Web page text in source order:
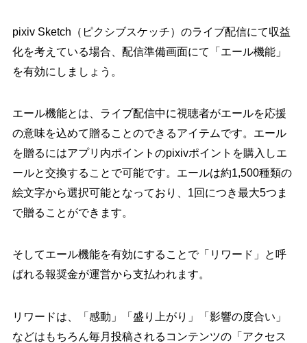
pixiv Sketch（ピクシブスケッチ）のライブ配信にて収益
化を考えている場合、配信準備画面にて「エール機能」
を有効にしましょう。
エール機能とは、ライブ配信中に視聴者がエールを応援
の意味を込めて贈ることのできるアイテムです。エール
を贈るにはアプリ内ポイントのpixivポイントを購入しエ
ールと交換することで可能です。エールは約1,500種類の
絵文字から選択可能となっており、1回につき最大5つま
で贈ることができます。
そしてエール機能を有効にすることで「リワード」と呼
ばれる報奨金が運営から支払われます。
リワードは、「感動」「盛り上がり」「影響の度合い」
などはもちろん毎月投稿されるコンテンツの「アクセス